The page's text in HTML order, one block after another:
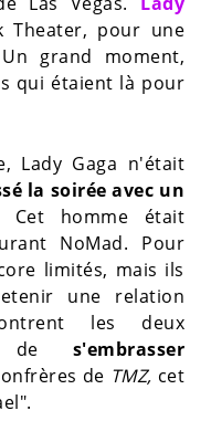
Theater, pour une
grand moment,
qui étaient là pour
Lady Gaga n'était
la soirée avec un
Cet homme était
NoMad. Pour
limités, mais ils
une relation
les deux
de s'embrasser
de TMZ, cet